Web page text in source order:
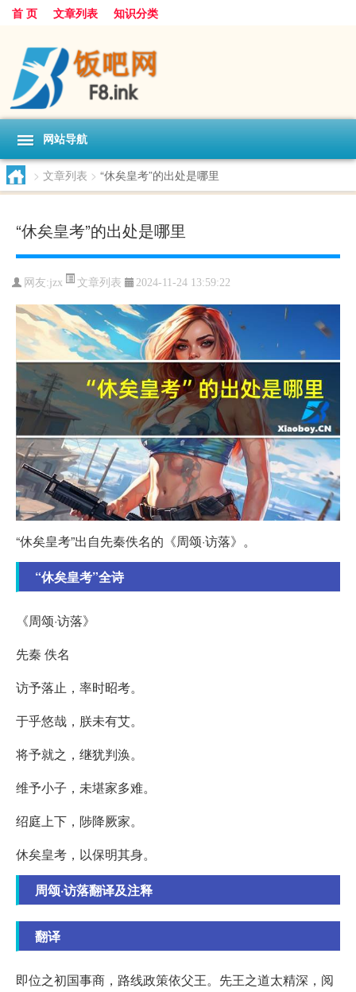
首 页 文章列表 知识分类
网站导航
> 文章列表 > “休矣皇考”的出处是哪里
“休矣皇考”的出处是哪里
网友:jzx 文章列表 2024-11-24 13:59:22
“休矣皇考”出自先秦佚名的《周颂·访落》。
“休矣皇考”全诗
《周颂·访落》
先秦 佚名
访予落止，率时昭考。
于乎悠哉，朕未有艾。
将予就之，继犹判涣。
维予小子，未堪家多难。
绍庭上下，陟降厥家。
休矣皇考，以保明其身。
周颂·访落翻译及注释
翻译
即位之初国事商，路线政策依父王。先王之道太精深，阅